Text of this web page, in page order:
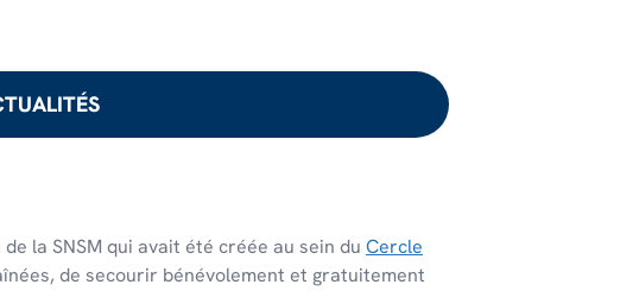
la SNSM qui avait été créée au sein du Cercle
de secourir bénévolement et gratuitement